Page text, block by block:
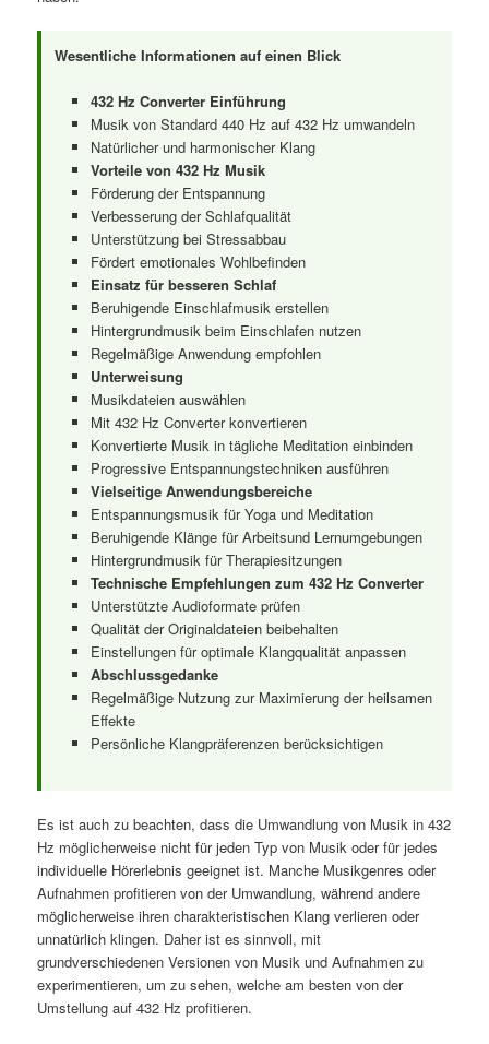
Wesentliche Informationen auf einen Blick
432 Hz Converter Einführung
Musik von Standard 440 Hz auf 432 Hz umwandeln
Natürlicher und harmonischer Klang
Vorteile von 432 Hz Musik
Förderung der Entspannung
Verbesserung der Schlafqualität
Unterstützung bei Stressabbau
Fördert emotionales Wohlbefinden
Einsatz für besseren Schlaf
Beruhigende Einschlafmusik erstellen
Hintergrundmusik beim Einschlafen nutzen
Regelmäßige Anwendung empfohlen
Unterweisung
Musikdateien auswählen
Mit 432 Hz Converter konvertieren
Konvertierte Musik in tägliche Meditation einbinden
Progressive Entspannungstechniken ausführen
Vielseitige Anwendungsbereiche
Entspannungsmusik für Yoga und Meditation
Beruhigende Klänge für Arbeitsund Lernumgebungen
Hintergrundmusik für Therapiesitzungen
Technische Empfehlungen zum 432 Hz Converter
Unterstützte Audioformate prüfen
Qualität der Originaldateien beibehalten
Einstellungen für optimale Klangqualität anpassen
Abschlussgedanke
Regelmäßige Nutzung zur Maximierung der heilsamen
Effekte
Persönliche Klangpräferenzen berücksichtigen
Es ist auch zu beachten, dass die Umwandlung von Musik in 432
Hz möglicherweise nicht für jeden Typ von Musik oder für jedes
individuelle Hörerlebnis geeignet ist. Manche Musikgenres oder
Aufnahmen profitieren von der Umwandlung, während andere
möglicherweise ihren charakteristischen Klang verlieren oder
unnatürlich klingen. Daher ist es sinnvoll, mit
grundverschiedenen Versionen von Musik und Aufnahmen zu
experimentieren, um zu sehen, welche am besten von der
Umstellung auf 432 Hz profitieren.